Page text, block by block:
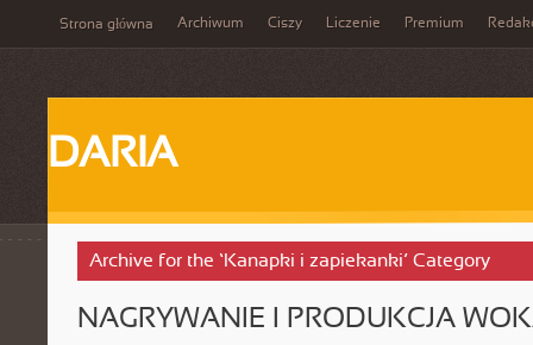
Strona główna Archiwum Ciszy Liczenie Premium
DARIA
Archive for the ‘Kanapki i zapiekanki’ Category
NAGRYWANIE I PRODUKCJA